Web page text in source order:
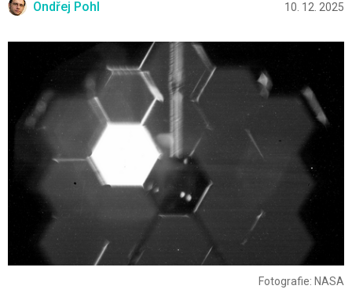
Ondřej Pohl 10. 12. 2025
Fotografie: NASA